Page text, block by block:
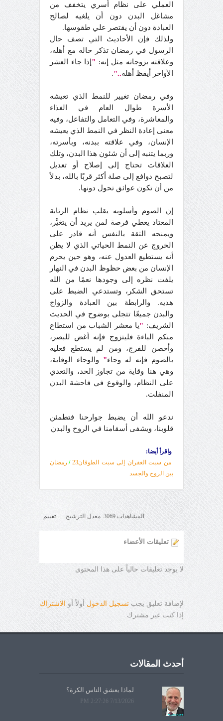
العملي على نظام أسري يتخفف من
مشاغل البدن دون أن يلغيه لصالح
العبادة دون أن يقتصر علي طقوسها.
ولذلك فإن الأحاديث التي تصف حال
الرسول في رمضان تذكر حاله مع أهله،
وعلاقته بزوجاته مثل إنه: " إذا جاء العشر
الأواخر أيقظ أهله.."
.
وفي رمضان تغيير للنمط الذي تعيشه
الأسرة طوال العام في الغذاء
والمعاشرة، وفي التعامل والتفاعل، وفيه
معنى إعادة النظر في النمط الذي يعيشه
الإنسان، وفي علاقته ببدنه، وبأسرته،
وربما يتنبه إلى أن شئون هذا البدن، وتلك
العلاقات تحتاج إلى إصلاح أو تعديل
لتصبح دوافع إلى صلة أكثر قربًا بالله، بدلاً
من أن تكون عوائق تحول دونها.
إن الصوم وأسلوبه يقلب نظام الرتابة
المعتاد يعطي فرصة لمن يريد أن يتغيَّر،
ويمنحه الثقة بالنفس أنه قادر على
الخروج عن النمط الحياتي الذي لا يظن
أنه يستطيع العدول عنه، وهو حين يحرم
الإنسان من بعض حظوظ البدن في النهار
يلفت نظره إلى وجودها نعمًا من الله
تستحق الشكر، وتستدعي الضبط على
هديه. والرابطة بين العبادة والزواج
والبدن جميعًا تتجلى بوضوح في الحديث
الشريف: "يا معشر الشباب من استطاع
منكم الباءة فليتزوج فإنه أغض للبصر،
وأحصن للفرج، ومن لم يستطع فعليه
بالصوم فإنه له وجاء" والوجاء الوقاية،
وهي هنا وقاية من تجاوز الحد، والتعدي
على النظام، والوقوع في فاحشة البدن
المنفلت.
ندعو الله أن يضبط جوارحنا فتطمئن
قلوبنا، ويشفى أسقامنا في الروح والبدن
واقرأ أيضا:
من سبت الغفران إلى سبت الطوفان23
/ رمضان
بين الروح والجسد
المشاهدات 3069 معدل الترشيح تقييم
تعليقات الأعضاء
لا يوجد تعليقات حالياً على هذا المحتوى
لإضافة تعليق يجب تسجيل الدخولأولاً أو
الاشتراك
إذا كنت غير مشترك
أحدث المقالات
لماذا يعشق الناس الكرة؟
7/13/2026 2:27:26 PM